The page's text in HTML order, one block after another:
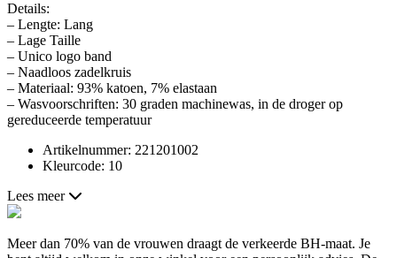
Details:
– Lengte: Lang
– Lage Taille
– Unico logo band
– Naadloos zadelkruis
– Materiaal: 93% katoen, 7% elastaan
– Wasvoorschriften: 30 graden machinewas, in de droger op
gereduceerde temperatuur
Artikelnummer: 221201002
Kleurcode: 10
Lees meer
Meer dan 70% van de vrouwen draagt de verkeerde BH-maat. Je